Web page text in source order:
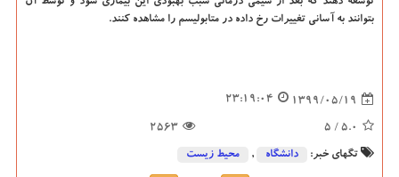
بتوانند به آسانی تغییرات رخ داده در متابولیسم را مشاهده کنند.
1399/05/19
23:19:04
5.0
/ 5
2563
تگهای خبر: دانشگاه‌ , محیط زیست